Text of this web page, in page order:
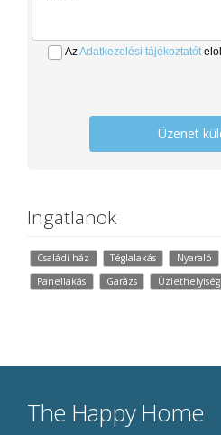
AzAdatkezelési tájékoztatót
Üzenet
Ingatlanok
Családi ház Téglalakás Nyaraló
Panellakás
Garázs Üzlethelyiség
The Happy Home